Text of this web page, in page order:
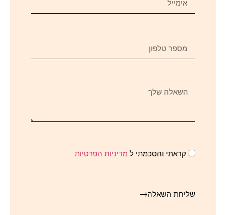
קראתי והסכמתי ל מדיניות הפרטיות
שליחת השאלה